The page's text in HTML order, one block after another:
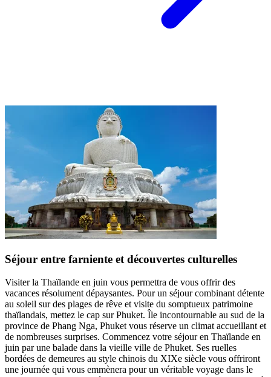
Séjour entre farniente et découvertes culturelles
Visiter la Thaïlande en juin vous permettra de vous offrir des
vacances résolument dépaysantes. Pour un séjour combinant détente
au soleil sur des plages de rêve et visite du somptueux patrimoine
thaïlandais, mettez le cap sur Phuket. Île incontournable au sud de la
province de Phang Nga, Phuket vous réserve un climat accueillant et
de nombreuses surprises. Commencez votre séjour en Thaïlande en
juin par une balade dans la vieille ville de Phuket. Ses ruelles
bordées de demeures au style chinois du XIXe siècle vous offriront
une journée qui vous emmènera pour un véritable voyage dans le